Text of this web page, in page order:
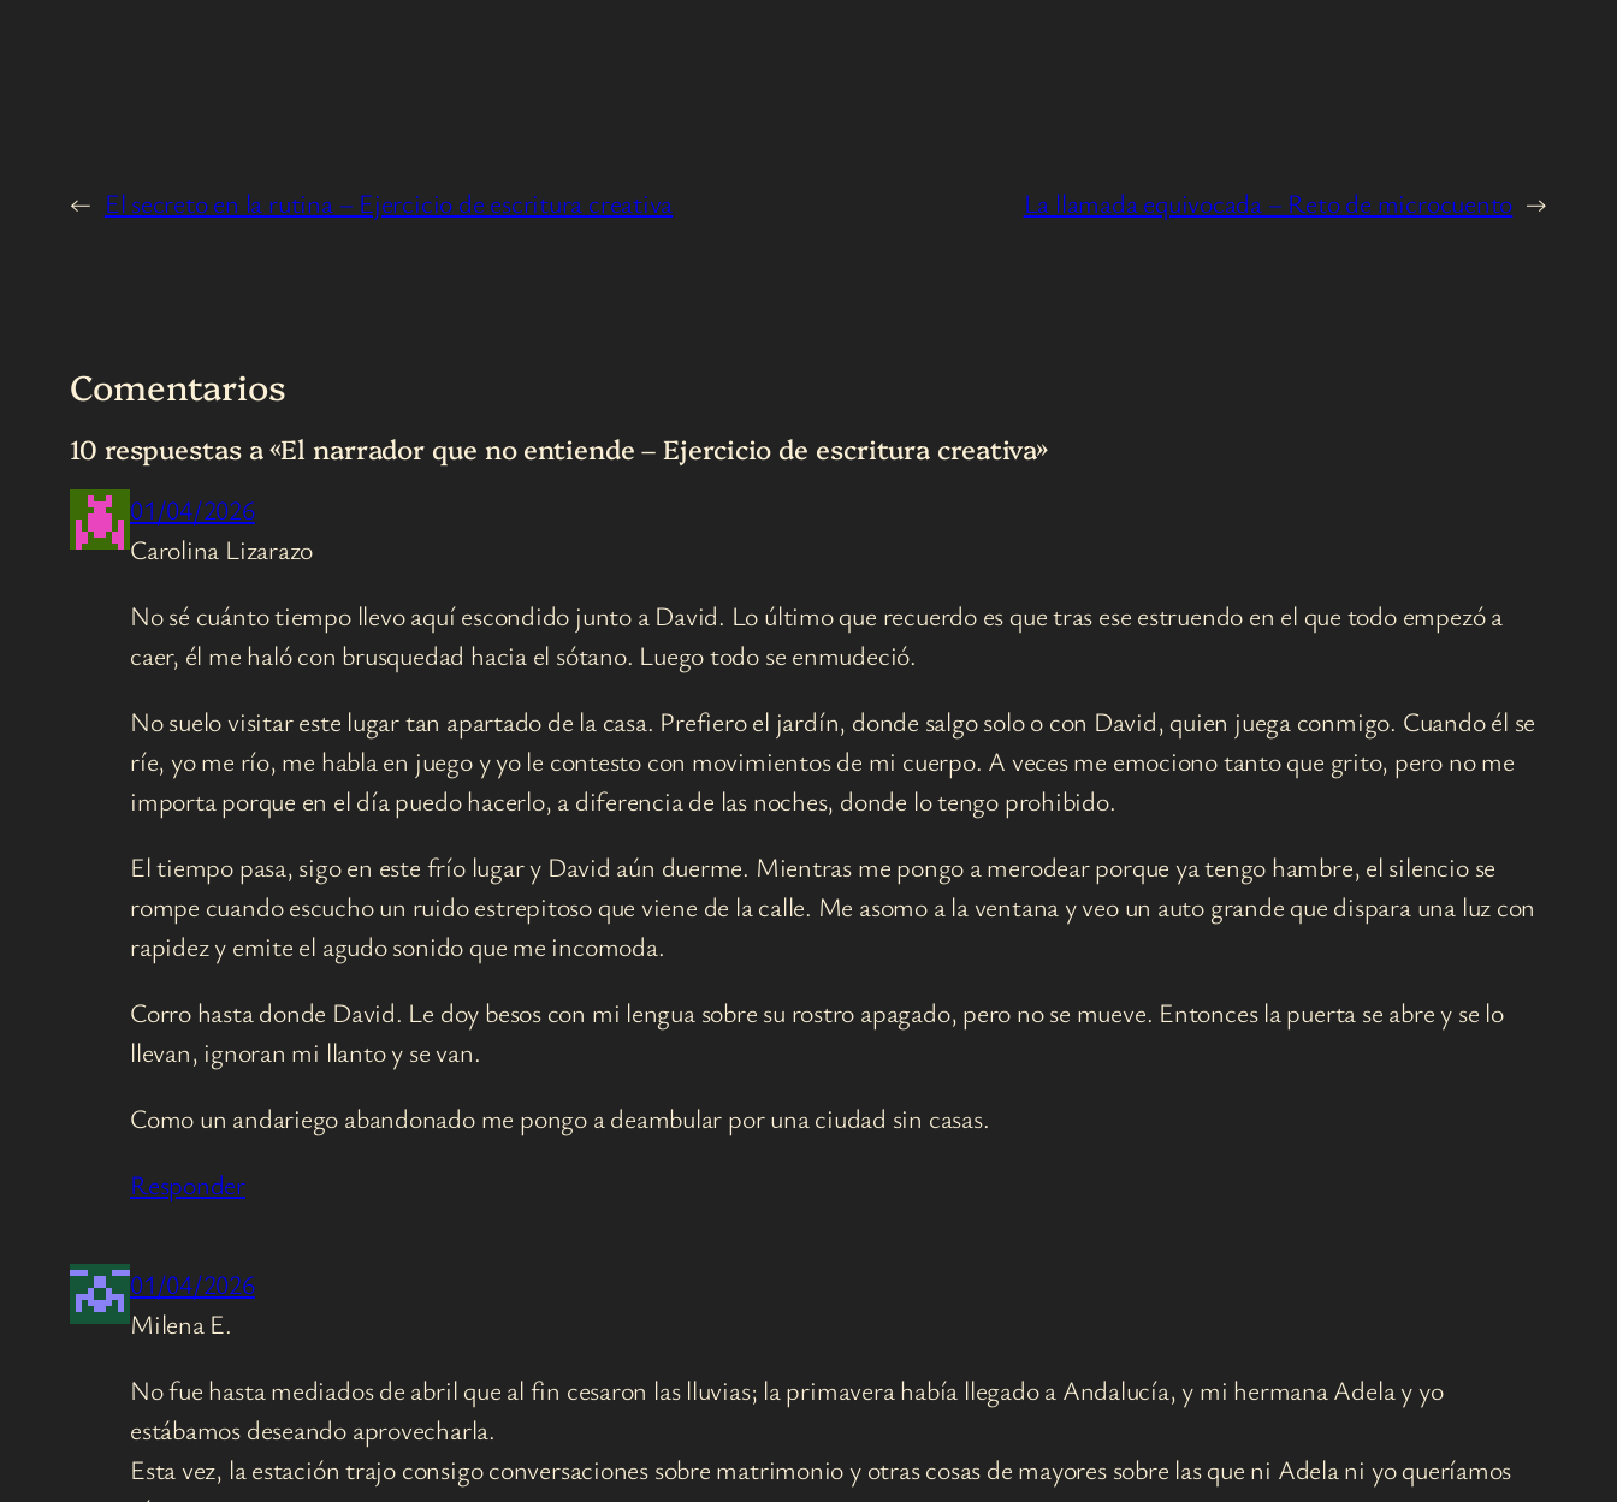
← El secreto en la rutina – Ejercicio de escritura creativa La llamada equivocada – Reto de microcuento →
Comentarios
10 respuestas a «El narrador que no entiende – Ejercicio de escritura creativa»
01/04/2026
Carolina Lizarazo
No sé cuánto tiempo llevo aquí escondido junto a David. Lo último que recuerdo es que tras ese estruendo en el que todo empezó a
caer, él me haló con brusquedad hacia el sótano. Luego todo se enmudeció.
No suelo visitar este lugar tan apartado de la casa. Prefiero el jardín, donde salgo solo o con David, quien juega conmigo. Cuando él se
ríe, yo me río, me habla en juego y yo le contesto con movimientos de mi cuerpo. A veces me emociono tanto que grito, pero no me
importa porque en el día puedo hacerlo, a diferencia de las noches, donde lo tengo prohibido.
El tiempo pasa, sigo en este frío lugar y David aún duerme. Mientras me pongo a merodear porque ya tengo hambre, el silencio se
rompe cuando escucho un ruido estrepitoso que viene de la calle. Me asomo a la ventana y veo un auto grande que dispara una luz con
rapidez y emite el agudo sonido que me incomoda.
Corro hasta donde David. Le doy besos con mi lengua sobre su rostro apagado, pero no se mueve. Entonces la puerta se abre y se lo
llevan, ignoran mi llanto y se van.
Como un andariego abandonado me pongo a deambular por una ciudad sin casas.
Responder
01/04/2026
Milena E.
No fue hasta mediados de abril que al fin cesaron las lluvias; la primavera había llegado a Andalucía, y mi hermana Adela y yo
estábamos deseando aprovecharla.
Esta vez, la estación trajo consigo conversaciones sobre matrimonio y otras cosas de mayores sobre las que ni Adela ni yo queríamos